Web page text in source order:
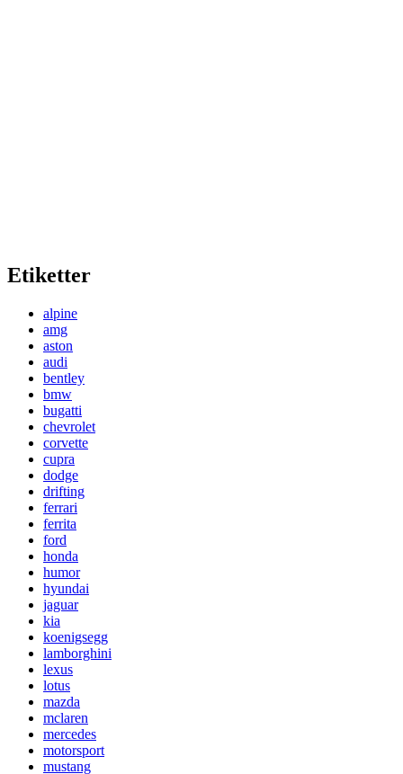
Etiketter
alpine
amg
aston
audi
bentley
bmw
bugatti
chevrolet
corvette
cupra
dodge
drifting
ferrari
ferrita
ford
honda
humor
hyundai
jaguar
kia
koenigsegg
lamborghini
lexus
lotus
mazda
mclaren
mercedes
motorsport
mustang